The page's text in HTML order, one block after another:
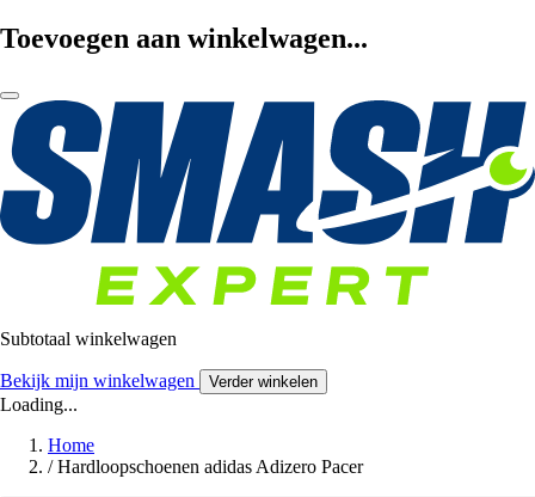
Toevoegen aan winkelwagen...
Subtotaal winkelwagen
Bekijk mijn winkelwagen Verder winkelen
Loading...
Home
/ Hardloopschoenen adidas Adizero Pacer